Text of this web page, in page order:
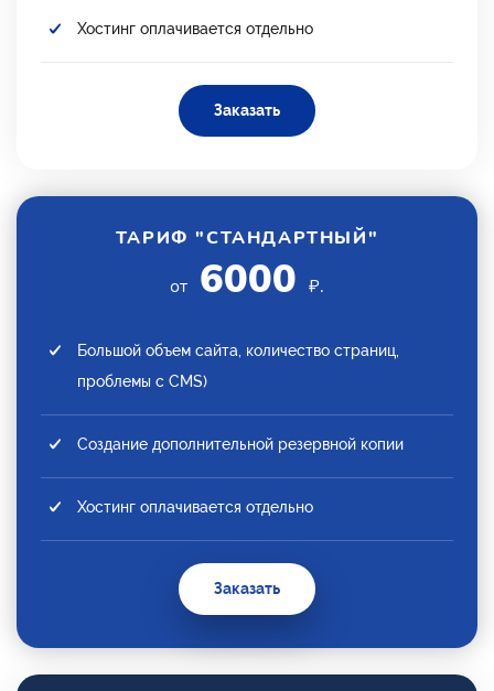
Хостинг оплачивается отдельно
Заказать
ТАРИФ "СТАНДАРТНЫЙ"
от 6000 ₽.
Большой объем сайта, количество страниц,
проблемы с CMS)
Создание дополнительной резервной копии
Хостинг оплачивается отдельно
Заказать